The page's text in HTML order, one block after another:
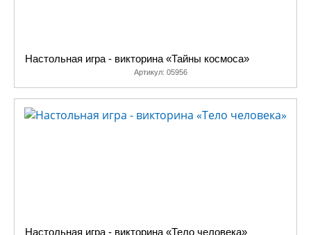
Настольная игра - викторина «Тайны космоса»
Артикул: 05956
Настольная игра - викторина «Тело человека»